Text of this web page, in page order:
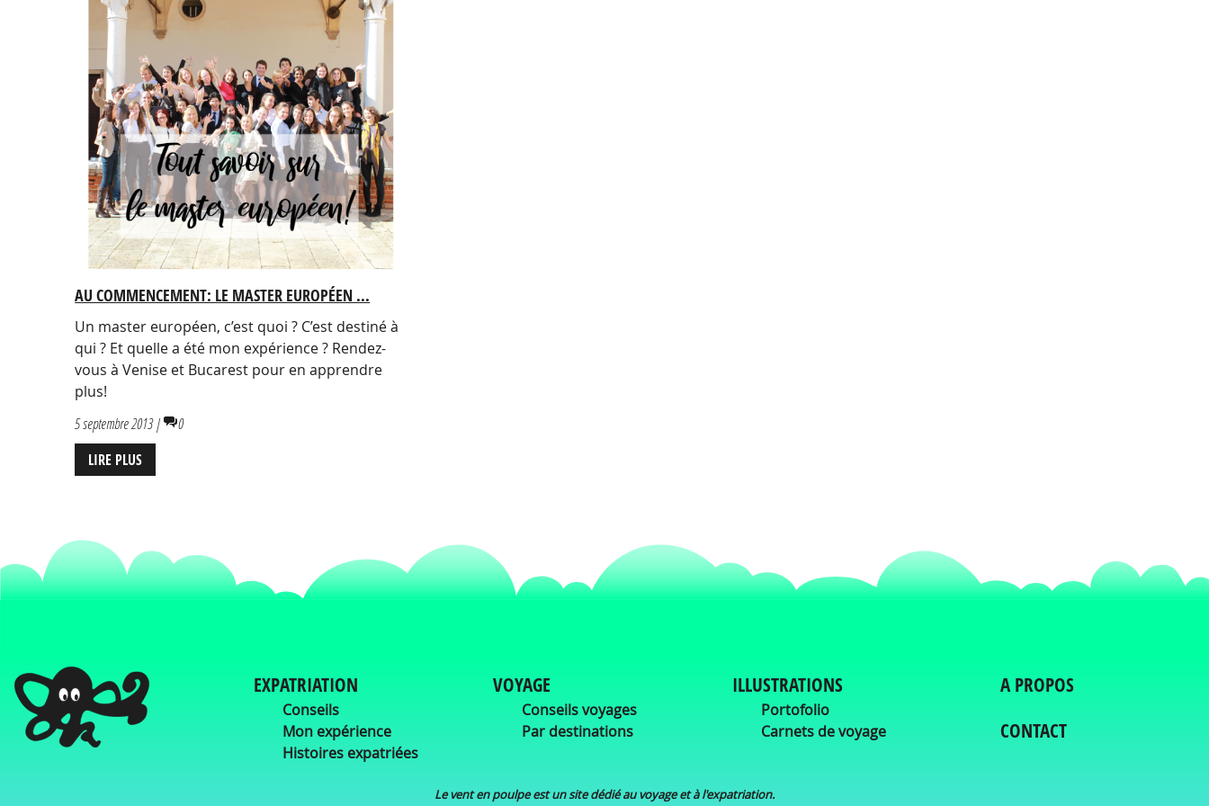
AU COMMENCEMENT: LE MASTER EUROPÉEN ...
Un master européen, c’est quoi ? C’est destiné à
qui ? Et quelle a été mon expérience ? Rendez-
vous à Venise et Bucarest pour en apprendre
plus!
5 septembre 2013 | 0
LIRE PLUS
EXPATRIATION
Conseils
Mon expérience
Histoires expatriées
VOYAGE
Conseils voyages
Par destinations
ILLUSTRATIONS
Portofolio
Carnets de voyage
A PROPOS
CONTACT
Le vent en poulpe est un site dédié au voyage et à l'expatriation.